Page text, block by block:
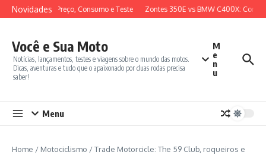
Ir para o conteúdo
Novidades
Completo, Preço, Consumo e Teste Zontes 350E vs BMW C400X:
Você e Sua Moto
Notícias, lançamentos, testes e viagens sobre o mundo das motos.
Dicas, aventuras e tudo que o apaixonado por duas rodas precisa
saber!
M
e
n
u
Menu
Home / Motociclismo /Trade Motorcicle: The 59 Club, roqueiros e